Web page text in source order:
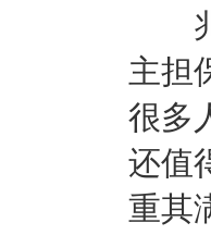
兆
主担
很多
还值
重其